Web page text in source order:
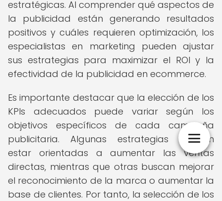
estratégicas. Al comprender qué aspectos de
la publicidad están generando resultados
positivos y cuáles requieren optimización, los
especialistas en marketing pueden ajustar
sus estrategias para maximizar el ROI y la
efectividad de la publicidad en ecommerce.
Es importante destacar que la elección de los
KPIs adecuados puede variar según los
objetivos específicos de cada campaña
publicitaria. Algunas estrategias pueden
estar orientadas a aumentar las ventas
directas, mientras que otras buscan mejorar
el reconocimiento de la marca o aumentar la
base de clientes. Por tanto, la selección de los